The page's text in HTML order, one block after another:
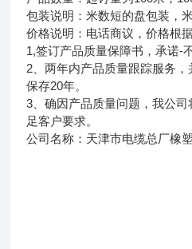
包装说明：米数短的盘包装，
价格说明：电话商议，价格根
1,签订产品质量保障书，承诺-
2、两年内产品质量跟踪服务
保存20年。
3、确因产品质量问题，我公
足客户要求。
公司名称：天津市电缆总厂橡